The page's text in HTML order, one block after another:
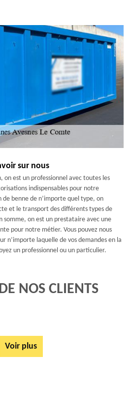
sur nous
on est un professionnel avec toutes les
indispensables pour notre
de benne de n’importe quel type, on
et le transport des différents types de
somme, on est un prestataire avec une
pour notre métier. Vous pouvez nous
n’importe laquelle de vos demandes en la
un professionnel ou un particulier.
NOS CLIENTS
Voir plus